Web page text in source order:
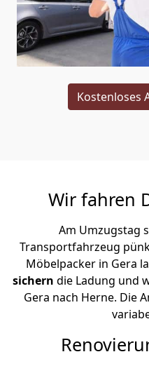
Kostenloses
Wir fahren
Am Umzugstag
Transportfahrzeug
Möbelpacker in Gera
sichern die Ladung und
Gera nach Herne. Die